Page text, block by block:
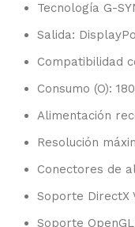
Tecnología G-
Salida:
Compatibilidad
Consumo (O):
Alimentación
Resolución
Conectores de
Soporte DirectX
Soporte